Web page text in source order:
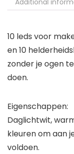
Additional
10 leds voor
en 10
zonder je ogen
doen.
Eigenschappen:
Daglichtwit,
kleuren om aan
voldoen.